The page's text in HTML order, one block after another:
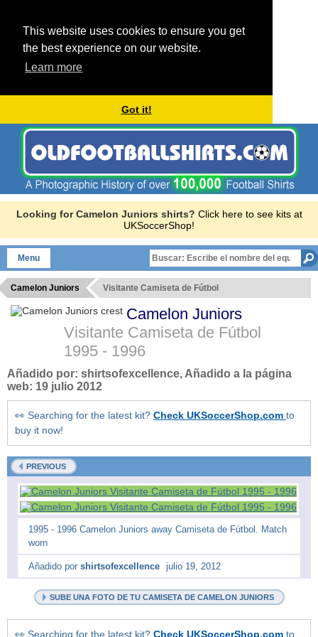
This website uses cookies to ensure you get
the best experience on our website.
Learn more
Got it!
Looking for Camelon Juniors shirts? Click here to see kits at
UKSoccerShop!
Menu
Camelon Juniors Visitante Camiseta de Fútbol
Camelon Juniors
Visitante Camiseta de Fútbol
1995 - 1996
Añadido por: shirtsofexcellence, Añadido a la página
web: 19 julio 2012
👀 Searching for the latest kit? Check UKSoccerShop.com to
buy it now!
PREVIOUS
1995 - 1996 Camelon Juniors away Camiseta de Fútbol. Match
worn
Añadido por shirtsofexcellence julio 19, 2012
SUBE UNA FOTO DE TU CAMISETA DE CAMELON JUNIORS
👀 Searching for the latest kit? Check UKSoccerShop.com to